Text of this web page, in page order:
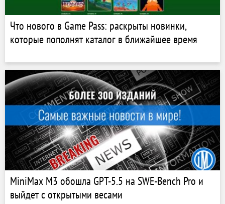
Что нового в Game Pass: раскрыты новинки,
которые пополнят каталог в ближайшее время
MiniMax M3 обошла GPT-5.5 на SWE-Bench Pro и
выйдет с открытыми весами